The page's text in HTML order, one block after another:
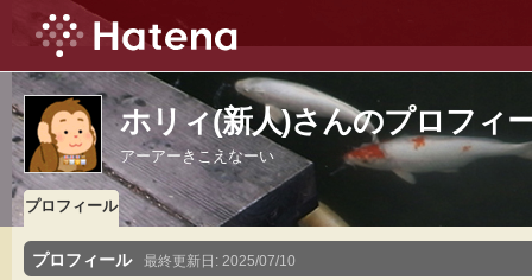
ホリィ(新人)さんのプロフィ
アーアーきこえなーい
プロフィール
プロフィール 最終更新日: 2025/07/10